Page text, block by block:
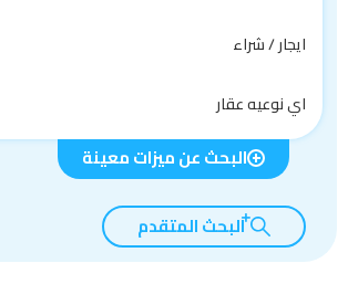
ايجار / شراء
اي نوعيه عقار
البحث عن ميزات معينة
البحث المتقدم